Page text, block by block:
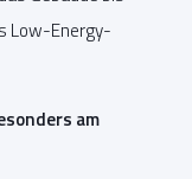
Low-Energy-
am